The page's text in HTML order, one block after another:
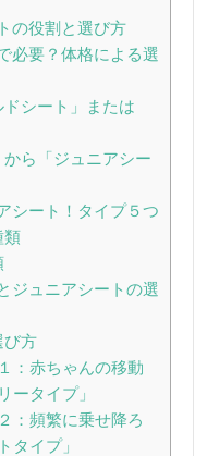
の役割と選び方
必要？体格による選
ドシート」または
から「ジュニアシー
シート！タイプ５つ
類
ジュニアシートの選
び方
：赤ちゃんの移動
ータイプ」
：頻繁に乗せ降ろ
タイプ」